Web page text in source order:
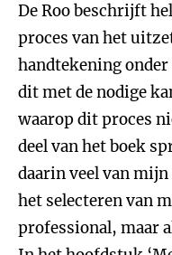
De Roo beschrijft
proces van het
handtekening
dit met de nodige
waarop dit proces
deel van het boek
daarin veel van
het selecteren van
professional, maar